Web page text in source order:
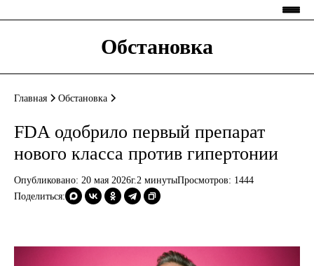
Обстановка
Главная Обстановка
FDA одобрило первый препарат
нового класса против гипертонии
Опубликовано: 20 мая 2026г.2 минутыПросмотров: 1444
Поделиться: